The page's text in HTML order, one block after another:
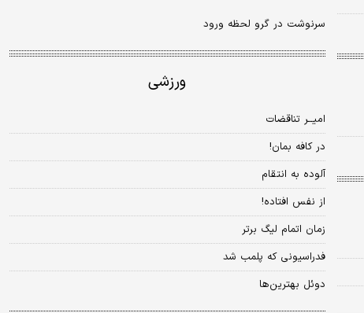
سرنوشت در گرو لحظه ورود
ورزشی
امیــر تناقضات
در کافه بمان!
آلوده به انتقام
از نفس افتاده!
زمان اتمام لیگ برتر
فدراسیونی که پلمب شد
دوئل بهترین‌ها